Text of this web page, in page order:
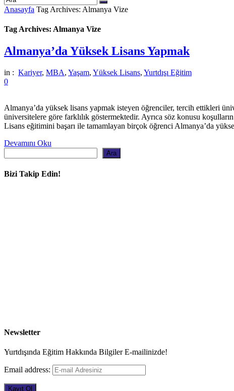
Anasayfa Tag Archives: Almanya Vize
Tag Archives: Almanya Vize
Almanya’da Yüksek Lisans Yapmak
in : Kariyer, MBA, Yaşam, Yüksek Lisans, Yurtdışı Eğitim
0
Almanya’da yüksek lisans yapmak isteyen öğrenciler, tercih ettikleri
üniversitelere göre farklılık göstermektedir. Ayrıca söz konusu
Lisans eğitimini başarı ile tamamlayan birçok öğrenci Almanya’da
Devamını Oku
Ara
Bizi Takip Edin!
Newsletter
Yurtdışında Eğitim Hakkında Bilgiler E-mailinizde!
Email address: